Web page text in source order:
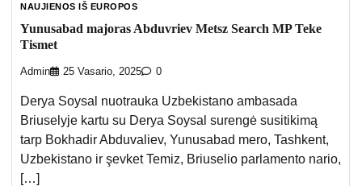
NAUJIENOS IŠ EUROPOS
Yunusabad majoras Abduvriev Metsz Search MP Teke
Tismet
Admin 25 Vasario, 2025 0
Derya Soysal nuotrauka Uzbekistano ambasada
Briuselyje kartu su Derya Soysal surengė susitikimą
tarp Bokhadir Abduvaliev, Yunusabad mero, Tashkent,
Uzbekistano ir şevket Temiz, Briuselio parlamento nario,
[…]